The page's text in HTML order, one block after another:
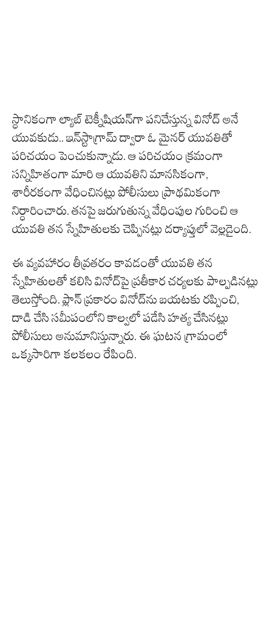
స్థానికంగా ల్యాబ్ టెక్నీషియన్‌గా పనిచేస్తున్న వినోద్ అనే
యువకుడు.. ఇన్‌స్టాగ్రామ్ ద్వారా ఓ మైనర్ యువతితో
పరిచయం పెంచుకున్నాడు. ఆ పరిచయం క్రమంగా
సన్నిహితంగా మారి ఆ యువతిని మానసికంగా,
శారీరకంగా వేధించినట్లు పోలీసులు ప్రాథమికంగా
నిర్ధారించారు. తనపై జరుగుతున్న వేధింపుల గురించి ఆ
యువతి తన స్నేహితులకు చెప్పినట్లు దర్యాప్తులో వెల్లడైంది.
ఈ వ్యవహారం తీవ్రతరం కావడంతో యువతి తన
స్నేహితులతో కలిసి వినోద్‌పై ప్రతీకార చర్యలకు పాల్పడినట్లు
తెలుస్తోంది. ప్లాన్ ప్రకారం వినోద్‌ను బయటకు రప్పించి,
దాడి చేసి సమీపంలోని కాల్వలో పడేసి హత్య చేసినట్లు
పోలీసులు అనుమానిస్తున్నారు. ఈ ఘటన గ్రామంలో
ఒక్కసారిగా కలకలం రేపింది.